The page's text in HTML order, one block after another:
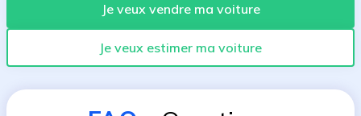
Je veux vendre ma voiture
Je veux estimer ma voiture